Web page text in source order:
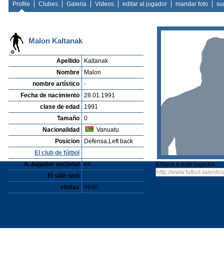
Profile Clubes Galeria Videos editar al jugador mandar foto
Malon Kaltanak
Apellido
Kaltanak
Nombre
Malon
nombre artístico
-
Fecha de nacimiento
28.01.1991
clase de edad
1991
Tamaño
0
Nacionalidad
Vanuatu
Posicion
Defensa,Left back
El club de fútbol
A-Jugador nacional
no
El sitio web
-
visitas
9640
Enlace a este jugador: